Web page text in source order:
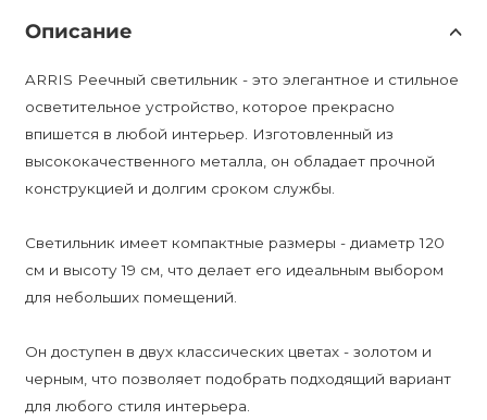
Описание
ARRIS Реечный светильник - это элегантное и стильное
осветительное устройство, которое прекрасно
впишется в любой интерьер. Изготовленный из
высококачественного металла, он обладает прочной
конструкцией и долгим сроком службы.
Светильник имеет компактные размеры - диаметр 120
см и высоту 19 см, что делает его идеальным выбором
для небольших помещений.
Он доступен в двух классических цветах - золотом и
черным, что позволяет подобрать подходящий вариант
для любого стиля интерьера.